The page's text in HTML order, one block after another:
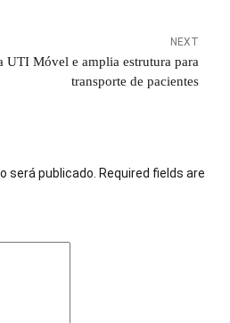
NEXT
UTI Móvel e amplia estrutura para
transporte de pacientes
será publicado. Required fields are